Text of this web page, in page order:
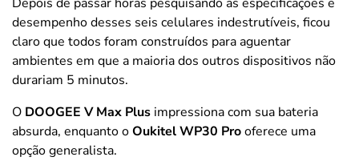
desempenho desses seis celulares indestrutíveis, ficou
claro que todos foram construídos para aguentar
ambientes em que a maioria dos outros dispositivos não
durariam 5 minutos.
O DOOGEE V Max Plus impressiona com sua bateria
absurda, enquanto oOukitel WP30 Prooferece uma
opção generalista.